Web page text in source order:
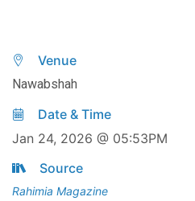
Venue
Nawabshah
Date & Time
Jan 24, 2026 @ 05:53PM
Source
Rahimia Magazine